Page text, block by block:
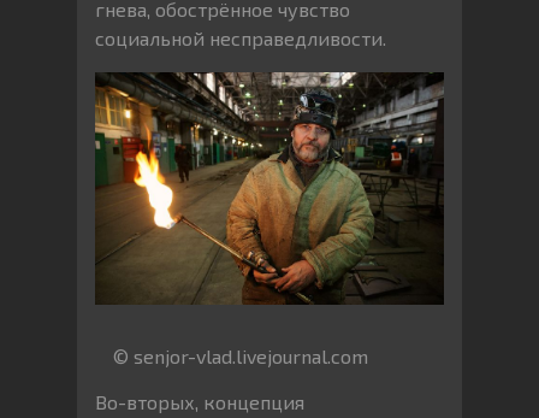
гнева, обострённое чувство
социальной несправедливости.
© senjor-vlad.livejournal.com
Во-вторых, концепция